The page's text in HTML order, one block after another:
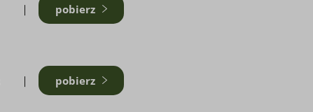
pobierz
pobierz